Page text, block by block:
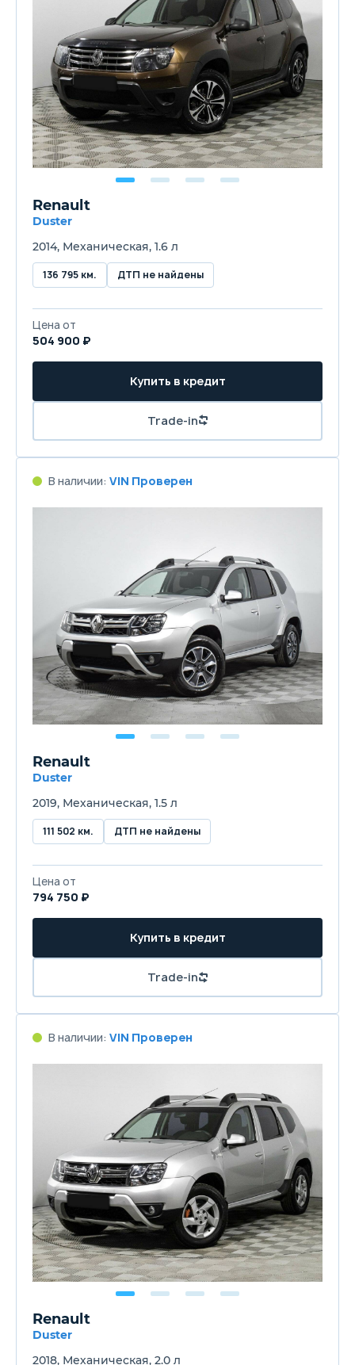
Renault
Duster
2014, Механическая, 1.6 л
136 795 км. ДТП не найдены
Цена от
504 900 ₽
Купить в кредит
Trade-in
В наличии: VIN Проверен
Renault
Duster
2019, Механическая, 1.5 л
111 502 км. ДТП не найдены
Цена от
794 750 ₽
Купить в кредит
Trade-in
В наличии: VIN Проверен
Renault
Duster
2018, Механическая, 2.0 л